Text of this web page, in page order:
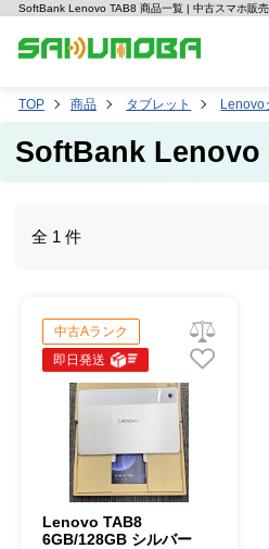
SoftBank Lenovo TAB8 商品一覧 | 中古スマホ販
TOP 商品 タブレット Lenovo
SoftBank Lenovo
全 1 件
中古Aランク
即日発送
Lenovo TAB8
6GB/128GB シルバー